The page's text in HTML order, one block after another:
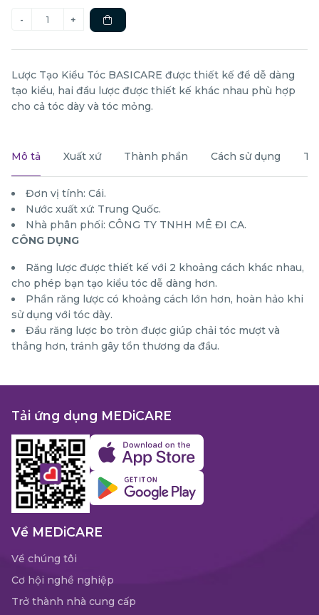
Lược Tạo Kiểu Tóc BASICARE được thiết kế để dễ dàng
tạo kiểu, hai đầu lược được thiết kế khác nhau phù hợp
cho cả tóc dày và tóc mỏng.
Mô tả Xuất xứ Thành phần Cách sử dụng
Đơn vị tính: Cái.
Nước xuất xứ: Trung Quốc.
Nhà phân phối: CÔNG TY TNHH MÊ ĐI CA.
CÔNG DỤNG
Răng lược được thiết kế với 2 khoảng cách khác nhau,
cho phép bạn tạo kiểu tóc dễ dàng hơn.
Phần răng lược có khoảng cách lớn hơn, hoàn hảo khi
sử dụng với tóc dày.
Đầu răng lược bo tròn được giúp chải tóc mượt và
thẳng hơn, tránh gây tổn thương da đầu.
Tải ứng dụng MEDiCARE
Về MEDiCARE
Về chúng tôi
Cơ hội nghề nghiệp
Trở thành nhà cung cấp